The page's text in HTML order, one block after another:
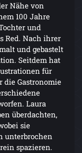
Nähe von
100 Jahre
und
Red. Nach ihrer
und gebastelt
Seitdem hat
für
Gastronomie
Laura
überdachten,
sie
unterbrochen
spazieren.